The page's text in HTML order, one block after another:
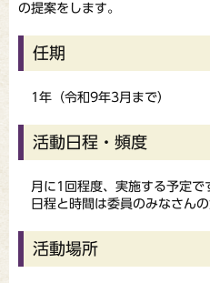
の提案をします。
任期
1年（令和9年3月まで）
活動日程・頻度
月に1回程度、実施する予定で
日程と時間は委員のみなさんの
活動場所